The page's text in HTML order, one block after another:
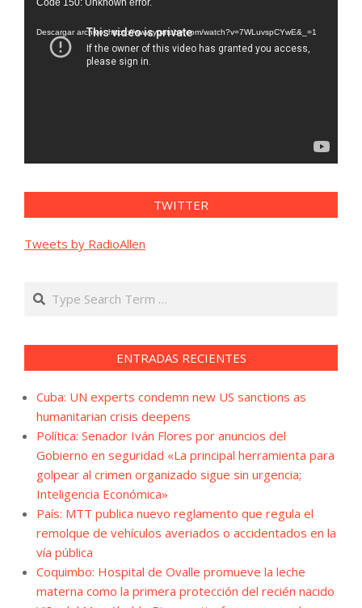
vídeo
Code 150: Unknown error.
Descargar archivo: https://www.youtube.com/watch?v=7WLuvspCYwE&_=1
TWITTER
Tweets by RadioAllen
Search
ENTRADAS RECIENTES
Cuba: UN experts condemn new US sanctions as
humanitarian crisis deepens
Política: Senador Iván Flores por anuncios del
Gobierno en seguridad «La principal herramienta para
golpear al crimen organizado sigue sin urgencia;
Inteligencia Económica»
País: MTT publica nuevo reglamento que regula el
remolque de vehículos averiados o accidentados en la
vía pública
Coquimbo: Hospital de Ovalle promueve la leche
materna como la primera protección del recién nacido